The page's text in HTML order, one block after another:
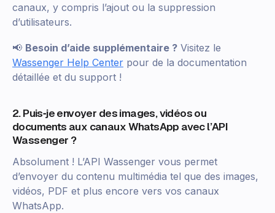
canaux, y compris l’ajout ou la suppression
d’utilisateurs.
📢 Besoin d’aide supplémentaire ? Visitez le
Wassenger Help Center pour de la documentation
détaillée et du support !
2. Puis‑je envoyer des images, vidéos ou
documents aux canaux WhatsApp avec l’API
Wassenger ?
Absolument ! L’API Wassenger vous permet
d’envoyer du contenu multimédia tel que des images,
vidéos, PDF et plus encore vers vos canaux
WhatsApp.